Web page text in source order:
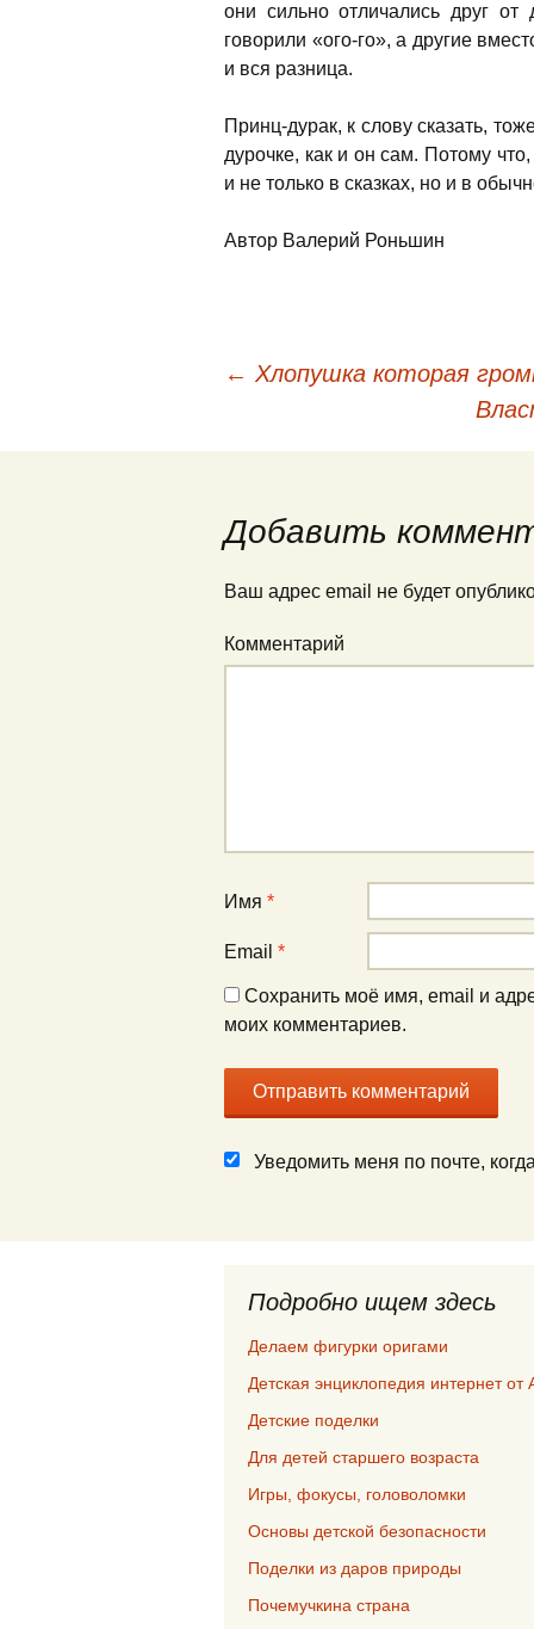
они сильно отличались друг от
говорили «ого-го», а другие
и вся разница.
Принц-дурак, к слову сказать,
дурочке, как и он сам. Потому
и не только в сказках, но и в
Автор Валерий Роньшин
Навигация по
← Хлопушка которая
Добавить
Ваш адрес email не будет
Комментарий
Имя *
Email *
Сохранить моё имя, email и
моих комментариев.
Уведомить меня по почте,
Подробно ищем здесь
Делаем фигурки оригами
Детская энциклопедия интернет от
Детские поделки
Для детей старшего возраста
Игры, фокусы, головоломки
Основы детской безопасности
Поделки из даров природы
Почемучкина страна